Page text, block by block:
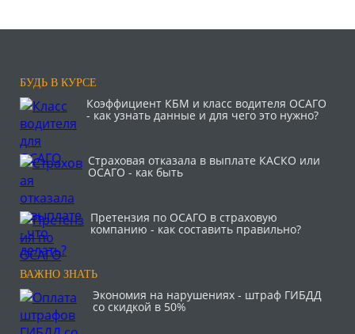
БУДЬ В КУРСЕ
Коэффициент КБМ и класс водителя ОСАГО
- как узнать данные и для чего это нужно?
Страховая отказала в выплате КАСКО или
ОСАГО - как быть
Претензия по ОСАГО в страховую
компанию - как составить правильно?
ВАЖНО ЗНАТЬ
Экономия на нарушениях - штраф ГИБДД
со скидкой в 50%